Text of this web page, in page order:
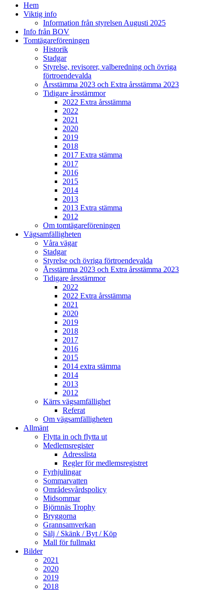
Hem
Viktig info
Information från styrelsen Augusti 2025
Info från BOV
Tomtägareföreningen
Historik
Stadgar
Styrelse, revisorer, valberedning och övriga
förtroendevalda
Årsstämma 2023 och Extra årsstämma 2023
Tidigare årsstämmor
2022 Extra årsstämma
2022
2021
2020
2019
2018
2017 Extra stämma
2017
2016
2015
2014
2013
2013 Extra stämma
2012
Om tomtägareföreningen
Vägsamfälligheten
Våra vägar
Stadgar
Styrelse och övriga förtroendevalda
Årsstämma 2023 och Extra årsstämma 2023
Tidigare årsstämmor
2022
2022 Extra årsstämma
2021
2020
2019
2018
2017
2016
2015
2014 extra stämma
2014
2013
2012
Kärrs vägsamfällighet
Referat
Om vägsamfälligheten
Allmänt
Flytta in och flytta ut
Medlemsregister
Adresslista
Regler för medlemsregistret
Fyrhjulingar
Sommarvatten
Områdesvårdspolicy
Midsommar
Björnnäs Trophy
Bryggorna
Grannsamverkan
Sälj / Skänk / Byt / Köp
Mall för fullmakt
Bilder
2021
2020
2019
2018